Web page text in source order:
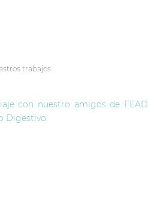
trabajos.
con nuestro amigos de FEAD
Digestivo.